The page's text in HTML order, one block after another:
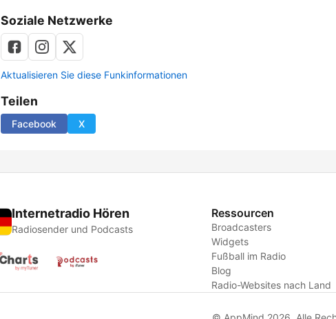
Soziale Netzwerke
Aktualisieren Sie diese Funkinformationen
Teilen
Facebook X
Internetradio Hören
Radiosender und Podcasts
Ressourcen
Broadcasters
Widgets
Fußball im Radio
Blog
Radio-Websites nach Land